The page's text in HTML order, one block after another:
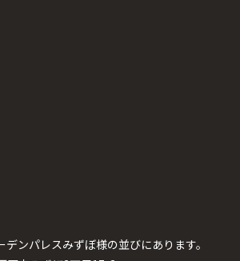
ンパレスみずぼ様の並びにあります。